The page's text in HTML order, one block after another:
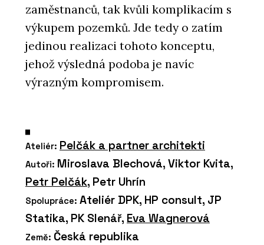
zaměstnanců, tak kvůli komplikacím s
výkupem pozemků. Jde tedy o zatím
jedinou realizaci tohoto konceptu,
jehož výsledná podoba je navíc
výrazným kompromisem.
Ateliér: Pelčák a partner architekti
Autoři: Miroslava Blechová, Viktor Kvita,
Petr Pelčák, Petr Uhrín
Spolupráce: Ateliér DPK, HP consult, JP
Statika, PK Slenář, Eva Wagnerová
Země: Česká republika